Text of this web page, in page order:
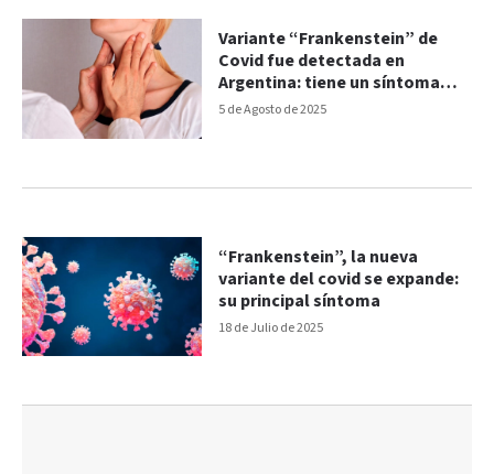
5 de Agosto de 2025
Variante “Frankenstein” de
Covid fue detectada en
Argentina: tiene un síntoma
característico
18 de Julio de 2025
“Frankenstein”, la nueva
variante del covid se expande:
su principal síntoma